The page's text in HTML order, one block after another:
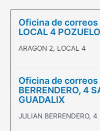
Oficina de
LOCAL 4
ARAGON 2, LOCAL 4
Oficina de
BERRENDERO, 4
GUADALIX
JULIAN BERRENDERO, 4